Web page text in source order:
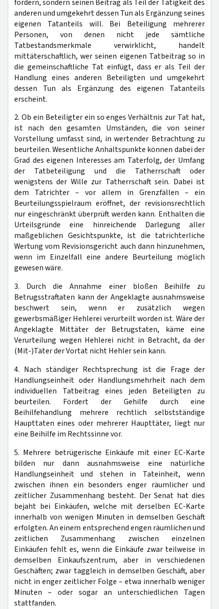
fördern, sondern seinen Beitrag als Teil der Tätigkeit des
anderen und umgekehrt dessen Tun als Ergänzung seines
eigenen Tatanteils will. Bei Beteiligung mehrerer
Personen, von denen nicht jede sämtliche
Tatbestandsmerkmale verwirklicht, handelt
mittäterschaftlich, wer seinen eigenen Tatbeitrag so in
die gemeinschaftliche Tat einfügt, dass er als Teil der
Handlung eines anderen Beteiligten und umgekehrt
dessen Tun als Ergänzung des eigenen Tatanteils
erscheint.
2. Ob ein Beteiligter ein so enges Verhältnis zur Tat hat,
ist nach den gesamten Umständen, die von seiner
Vorstellung umfasst sind, in wertender Betrachtung zu
beurteilen. Wesentliche Anhaltspunkte können dabei der
Grad des eigenen Interesses am Taterfolg, der Umfang
der Tatbeteiligung und die Tatherrschaft oder
wenigstens der Wille zur Tatherrschaft sein. Dabei ist
dem Tatrichter – vor allem in Grenzfällen – ein
Beurteilungsspielraum eröffnet, der revisionsrechtlich
nur eingeschränkt überprüft werden kann. Enthalten die
Urteilsgründe eine hinreichende Darlegung aller
maßgeblichen Gesichtspunkte, ist die tatrichterliche
Wertung vom Revisionsgericht auch dann hinzunehmen,
wenn im Einzelfall eine andere Beurteilung möglich
gewesen wäre.
3. Durch die Annahme einer bloßen Beihilfe zu
Betrugsstraftaten kann der Angeklagte ausnahmsweise
beschwert sein, wenn er zusätzlich wegen
gewerbsmäßiger Hehlerei verurteilt worden ist. Wäre der
Angeklagte Mittäter der Betrugstaten, käme eine
Verurteilung wegen Hehlerei nicht in Betracht, da der
(Mit-)Täter der Vortat nicht Hehler sein kann.
4. Nach ständiger Rechtsprechung ist die Frage der
Handlungseinheit oder Handlungsmehrheit nach dem
individuellen Tatbeitrag eines jeden Beteiligten zu
beurteilen. Fördert der Gehilfe durch eine
Beihilfehandlung mehrere rechtlich selbstständige
Haupttaten eines oder mehrerer Haupttäter, liegt nur
eine Beihilfe im Rechtssinne vor.
5. Mehrere betrügerische Einkäufe mit einer EC-Karte
bilden nur dann ausnahmsweise eine natürliche
Handlungseinheit und stehen in Tateinheit, wenn
zwischen ihnen ein besonders enger räumlicher und
zeitlicher Zusammenhang besteht. Der Senat hat dies
bejaht bei Einkäufen, welche mit derselben EC-Karte
innerhalb von wenigen Minuten in demselben Geschäft
erfolgten. An einem entsprechend engen räumlichen und
zeitlichen Zusammenhang zwischen einzelnen
Einkäufen fehlt es, wenn die Einkäufe zwar teilweise in
demselben Einkaufszentrum, aber in verschiedenen
Geschäften; zwar taggleich in demselben Geschäft, aber
nicht in enger zeitlicher Folge – etwa innerhalb weniger
Minuten – oder sogar an unterschiedlichen Tagen
stattfanden.